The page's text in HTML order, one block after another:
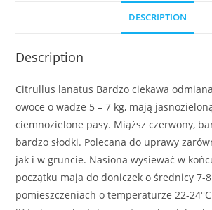
DESCRIPTION
Description
Citrullus lanatus Bardzo ciekawa
owoce o wadze 5 – 7 kg, mają
ciemnozielone pasy. Miąższ czerwony,
bardzo słodki. Polecana do uprawy
jak i w gruncie. Nasiona wysiewać w
początku maja do doniczek o średnicy 7-
pomieszczeniach o temperaturze 22-